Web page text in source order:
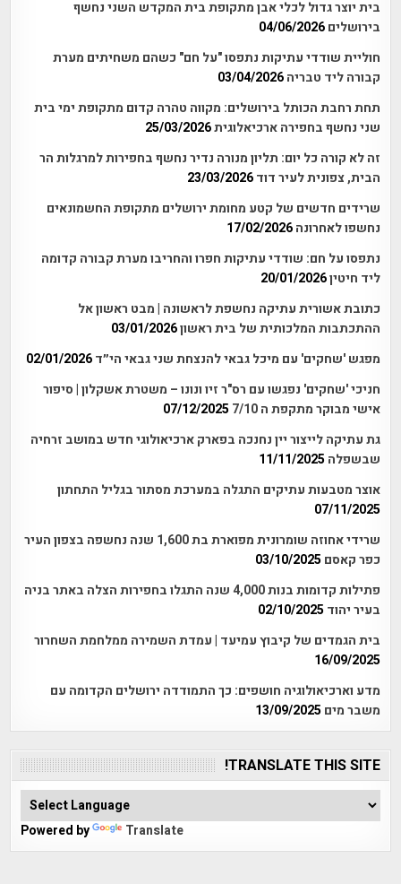
בית יוצר גדול לכלי אבן מתקופת בית המקדש השני נחשף
בירושלים 04/06/2026
חוליית שודדי עתיקות נתפסו "על חם" כשהם משחיתים מערת
קבורה ליד טבריה 03/04/2026
תחת רחבת הכותל בירושלים: מקווה טהרה קדום מתקופת ימי בית
שני נחשף בחפירה ארכיאלוגית25/03/2026
זה לא קורה כל יום: תליון מנורה נדיר נחשף בחפירות למרגלות הר
הבית, צפונית לעיר דוד 23/03/2026
שרידים חדשים של קטע מחומת ירושלים מתקופת החשמונאים
נחשפו לאחרונה 17/02/2026
נתפסו על חם: שודדי עתיקות חפרו והחריבו מערת קבורה קדומה
ליד חיטין20/01/2026
כתובת אשורית עתיקה נחשפת לראשונה | מבט ראשון אל
ההתכתבות המלכותית של בית ראשון03/01/2026
מפגש 'שחקים' עם מיכל גבאי להנצחת שני גבאי הי״ד 02/01/2026
חניכי 'שחקים' נפגשו עם רס"ר זיו ונונו – משטרת אשקלון | סיפור
אישי מבוקר מתקפת ה 7/10
07/12/2025
גת עתיקה לייצור יין נחנכה בפארק ארכיאולוגי חדש במושב זרחיה
שבשפלה 11/11/2025
אוצר מטבעות עתיקים התגלה במערכת מסתור בגליל התחתון
07/11/2025
שרידי אחוזה שומרונית מפוארת בת 1,600 שנה נחשפה בצפון העיר
כפר קאסם 03/10/2025
פתילות קדומות בנות 4,000 שנה התגלו בחפירות הצלה באתר בניה
בעיר יהוד 02/10/2025
בית הגמדים של קיבוץ עמיעד | עמדת השמירה ממלחמת השחרור
16/09/2025
מדע וארכיאולוגיה חושפים: כך התמודדה ירושלים הקדומה עם
משבר מים 13/09/2025
TRANSLATE THIS SITE!
Powered by Translate